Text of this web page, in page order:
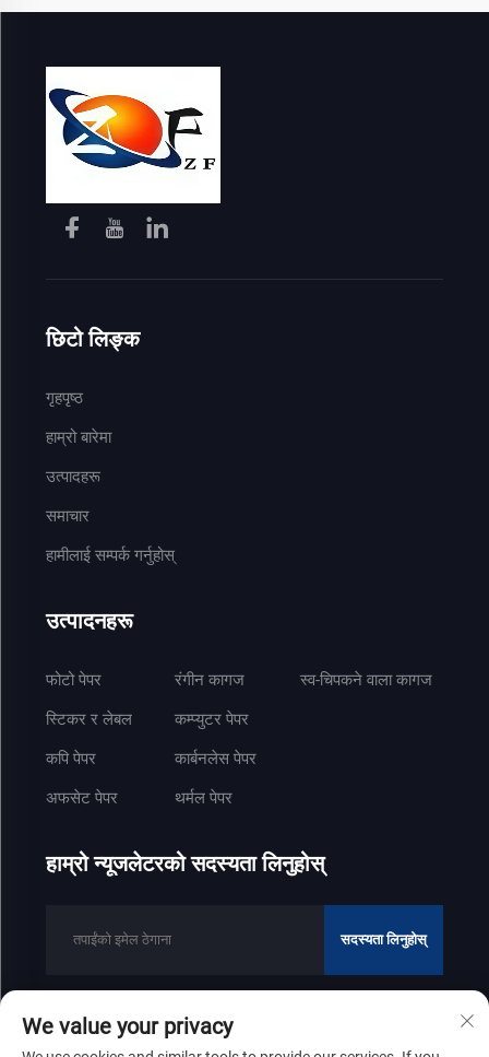
छिटो लिङ्क
गृहपृष्ठ
हाम्रो बारेमा
उत्पादहरू
समाचार
हामीलाई सम्पर्क गर्नुहोस्
उत्पादनहरू
फोटो पेपर
स्टिकर र लेबल
कपि पेपर
अफसेट पेपर
रंगीन कागज
कम्प्युटर पेपर
कार्बनलेस पेपर
थर्मल पेपर
स्व-चिपकने वाला कागज
हाम्रो न्यूजलेटरको सदस्यता लिनुहोस्
सदस्यता लिनुहोस्
कपीराइट © २०२५ शान्डोंग जेनफेंग पेपर उद्योग कम्पनी लिमिटेडको सबै हक सुरक्षित छन्
We value your privacy